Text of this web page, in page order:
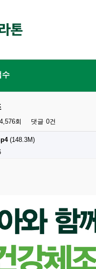
수
회 댓글 0건
(148.3M)